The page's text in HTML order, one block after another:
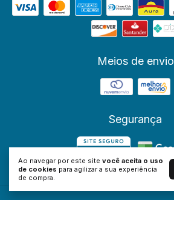
Ao navegar por este site você aceita o uso
de cookies para agilizar a sua experiência
de compra.
Meios de envio
Segurança